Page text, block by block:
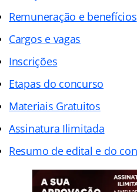
Remuneração e benefícios
Cargos e vagas
Inscrições
Etapas do concurso
Materiais Gratuitos
Assinatura Ilimitada
Resumo de edital e do